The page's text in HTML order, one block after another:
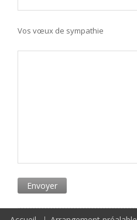
Vos vœux de sympathie